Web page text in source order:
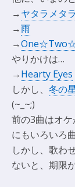
→ヤタラメタラ
→雨
→
やりかけは…
→Hearty Eyes
しかし、 冬の
(~_~;)
前の3曲はオ
にもいろいろ
しかし、歌わ
ないと、期限